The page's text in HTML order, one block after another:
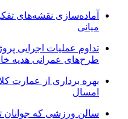
میانی
تداوم عملیات اجرایی
طرح‌های عمرانی هدیه
بهره برداری از عمارت
امسال
سالن ورزشی که جوانان